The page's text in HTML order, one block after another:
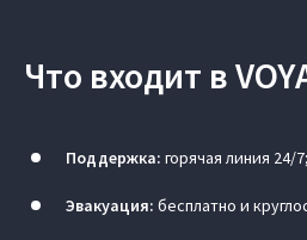
Что входит в
Поддержка: горячая линия 24/7;
Эвакуация: бесплатно и